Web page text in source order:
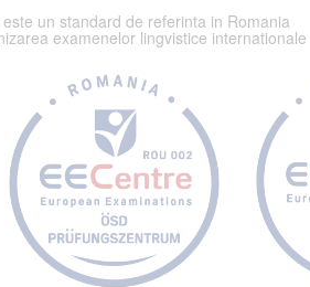
un standard de referinta in Romania
examenelor lingvistice internationale